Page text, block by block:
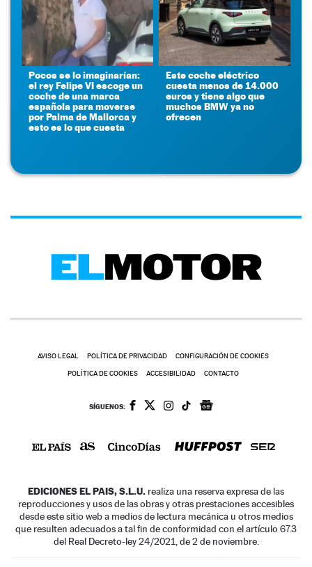
Pocos se lo imaginarían:
el rey Felipe VI escoge un
coche de una marca
española para moverse
por Palma de Mallorca y
esto es lo que cuesta
Este coche eléctrico
cuesta menos de 14.000
euros y tiene algo que
muchos BMW ya no
ofrecen
AVISO LEGAL POLÍTICA DE PRIVACIDAD CONFIGURACIÓN DE COOKIES
POLÍTICA DE COOKIES ACCESIBILIDAD CONTACTO
SÍGUENOS:
EDICIONES EL PAIS, S.L.U. realiza una reserva expresa de las
reproducciones y usos de las obras y otras prestaciones accesibles
desde este sitio web a medios de lectura mecánica u otros medios
que resulten adecuados a tal fin de conformidad con el artículo 67.3
del Real Decreto-ley 24/2021, de 2 de noviembre.